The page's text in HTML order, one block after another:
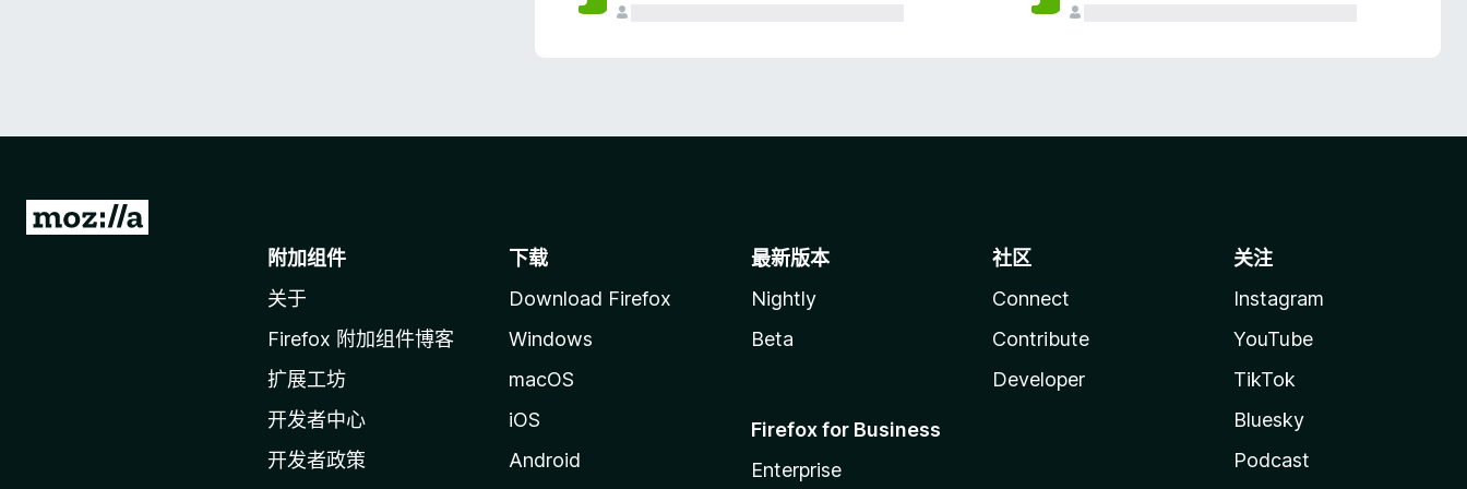
转
附加组件
关于
Firefox 附加组件博客
扩展工坊
开发者中心
开发者政策
下载
Download Firefox
Windows
macOS
iOS
Android
最新版本
Nightly
Beta
Firefox for Business
Enterprise
社区
Connect
Contribute
Developer
关注
Instagram
YouTube
TikTok
Bluesky
Podcast